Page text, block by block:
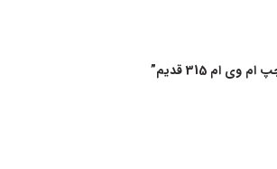
315 قدیم”